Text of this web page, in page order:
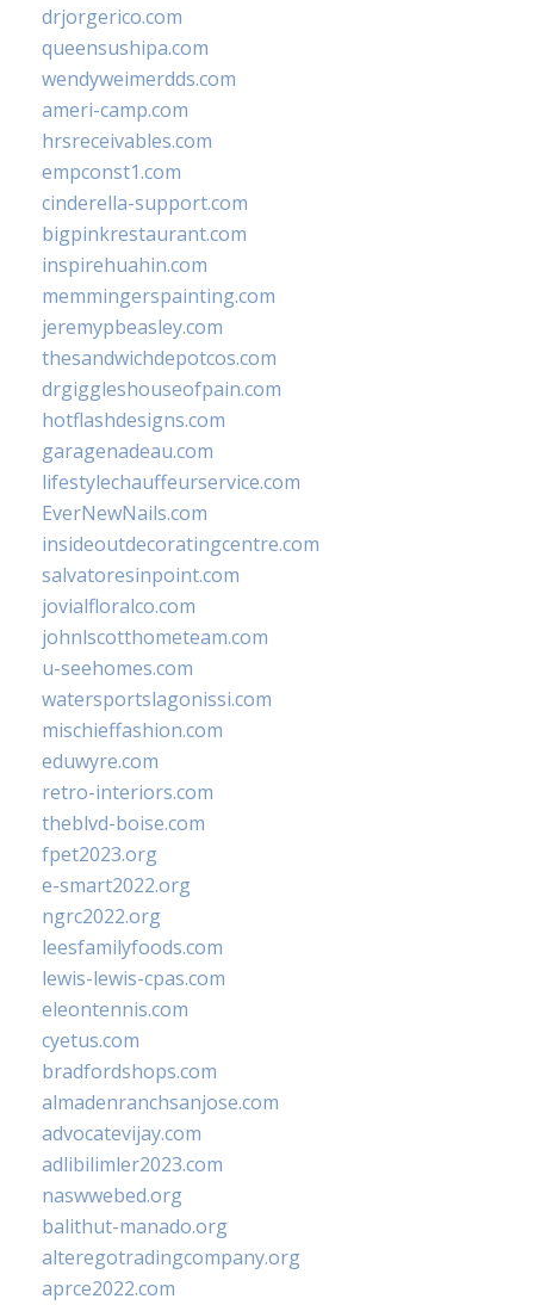
drjorgerico.com
queensushipa.com
wendyweimerdds.com
ameri-camp.com
hrsreceivables.com
empconst1.com
cinderella-support.com
bigpinkrestaurant.com
inspirehuahin.com
memmingerspainting.com
jeremypbeasley.com
thesandwichdepotcos.com
drgiggleshouseofpain.com
hotflashdesigns.com
garagenadeau.com
lifestylechauffeurservice.com
EverNewNails.com
insideoutdecoratingcentre.com
salvatoresinpoint.com
jovialfloralco.com
johnlscotthometeam.com
u-seehomes.com
watersportslagonissi.com
mischieffashion.com
eduwyre.com
retro-interiors.com
theblvd-boise.com
fpet2023.org
e-smart2022.org
ngrc2022.org
leesfamilyfoods.com
lewis-lewis-cpas.com
eleontennis.com
cyetus.com
bradfordshops.com
almadenranchsanjose.com
advocatevijay.com
adlibilimler2023.com
naswwebed.org
balithut-manado.org
alteregotradingcompany.org
aprce2022.com